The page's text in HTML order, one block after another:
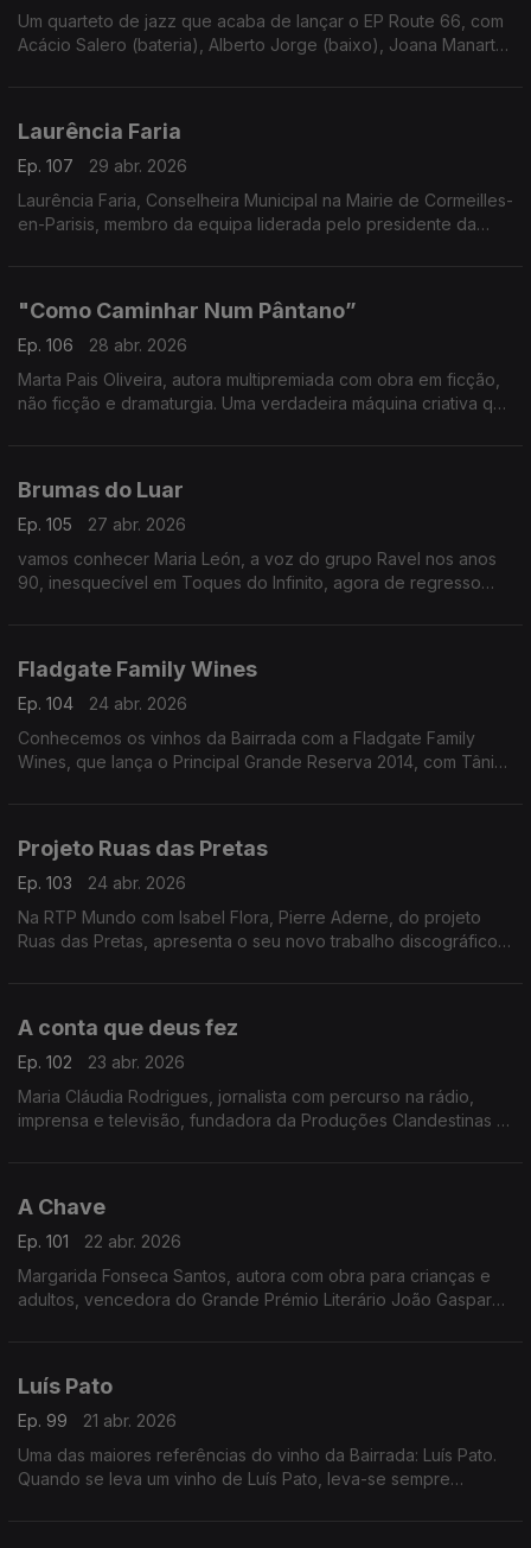
Um quarteto de jazz que acaba de lançar o EP Route 66, com
Acácio Salero (bateria), Alberto Jorge (baixo), Joana Manarte
Laurência Faria
Ep. 107
29 abr. 2026
Laurência Faria, Conselheira Municipal na Mairie de Cormeilles-
en-Parisis, membro da equipa liderada pelo presidente da
"Como Caminhar Num Pântano”
Ep. 106
28 abr. 2026
Marta Pais Oliveira, autora multipremiada com obra em ficção,
não ficção e dramaturgia. Uma verdadeira máquina criativa que
Brumas do Luar
Ep. 105
27 abr. 2026
vamos conhecer Maria León, a voz do grupo Ravel nos anos
90, inesquecível em Toques do Infinito, agora de regresso
Fladgate Family Wines
Ep. 104
24 abr. 2026
Conhecemos os vinhos da Bairrada com a Fladgate Family
Wines, que lança o Principal Grande Reserva 2014, com Tânia
Projeto Ruas das Pretas
Ep. 103
24 abr. 2026
Na RTP Mundo com Isabel Flora, Pierre Aderne, do projeto
Ruas das Pretas, apresenta o seu novo trabalho discográfico
A conta que deus fez
Ep. 102
23 abr. 2026
Maria Cláudia Rodrigues, jornalista com percurso na rádio,
imprensa e televisão, fundadora da Produções Clandestinas e
A Chave
Ep. 101
22 abr. 2026
Margarida Fonseca Santos, autora com obra para crianças e
adultos, vencedora do Grande Prémio Literário João Gaspar
Luís Pato
Ep. 99
21 abr. 2026
Uma das maiores referências do vinho da Bairrada: Luís Pato.
Quando se leva um vinho de Luís Pato, leva-se sempre